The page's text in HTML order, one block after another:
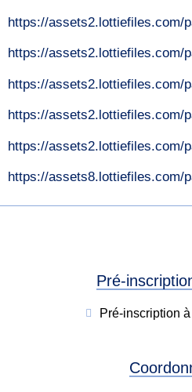
https://assets2.lottiefiles.com/
https://assets2.lottiefiles.com/
https://assets2.lottiefiles.com/
https://assets2.lottiefiles.com/
https://assets2.lottiefiles.com/
https://assets8.lottiefiles.com/
Pré-
Pré-inscription